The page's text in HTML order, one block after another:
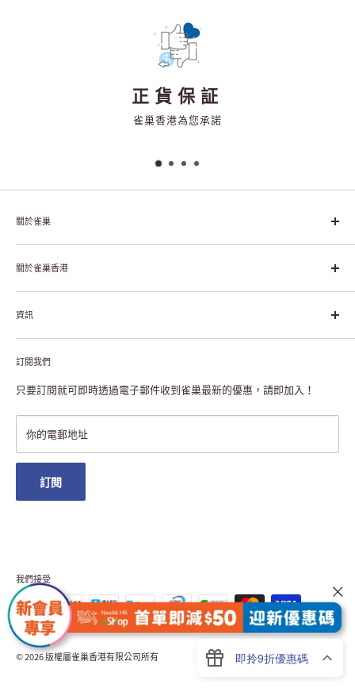
正貨保証
雀巢香港為您承諾
關於雀巢
雀巢集團起源於1866年的瑞士，目前是全球領先的「營養、健康、
幸福生活」企業。雀巢的目標是「我們充分發掘食品的力量，提升
關於雀巢香港
關於雀巢香港
雀巢香港創造共享價值
聯絡我們
私隱聲明
註冊NESCAFÉ® Dolce Gusto®咖啡機
資訊
付款及送貨
退貨或更換
常見問題
雀巢會員獎賞
澳門地區送貨
訂閱我們
只要訂閱就可即時透過電子郵件收到雀巢最新的優惠，請即加入！
你的電郵地址
訂閱
我們接受
© 2026 版權屬雀巢香港有限公司所有